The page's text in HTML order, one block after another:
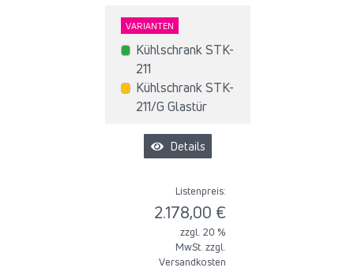
VARIANTEN
Kühlschrank STK-
211
Kühlschrank STK-
211/G Glastür
Details
Listenpreis:
2.178,00 €
zzgl. 20 %
MwSt. zzgl.
Versandkosten